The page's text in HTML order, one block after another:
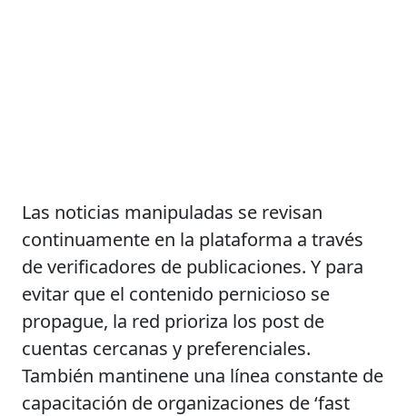
Las noticias manipuladas se revisan
continuamente en la plataforma a través
de verificadores de publicaciones. Y para
evitar que el contenido pernicioso se
propague, la red prioriza los post de
cuentas cercanas y preferenciales.
También mantinene una línea constante de
capacitación de organizaciones de ‘fast